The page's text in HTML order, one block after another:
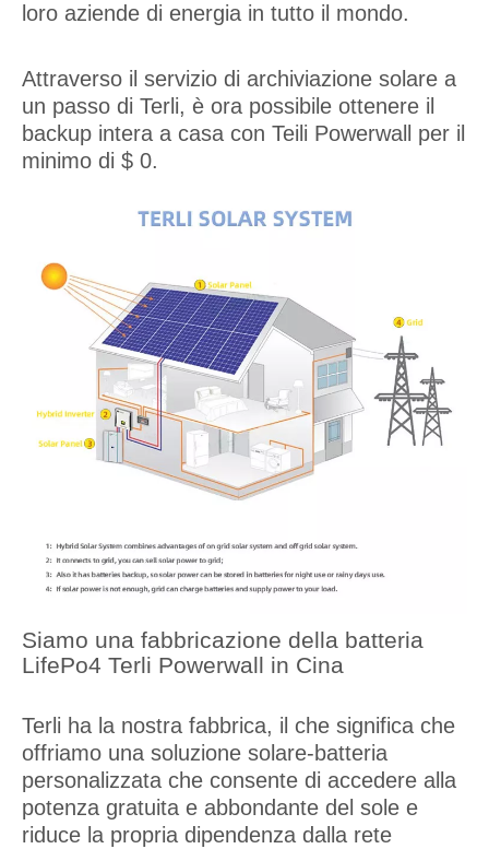
loro aziende di energia in tutto il mondo.
Attraverso il servizio di archiviazione solare a
un passo di Terli, è ora possibile ottenere il
backup intera a casa con Teili Powerwall per il
minimo di $ 0.
Siamo una fabbricazione della batteria
LifePo4 Terli Powerwall in Cina
Terli ha la nostra fabbrica, il che significa che
offriamo una soluzione solare-batteria
personalizzata che consente di accedere alla
potenza gratuita e abbondante del sole e
riduce la propria dipendenza dalla rete